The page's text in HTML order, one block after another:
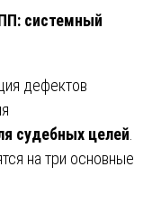
системный
дефектов
судебных целей
на три основные